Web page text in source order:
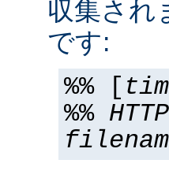
収集され
です:
%% [
%%